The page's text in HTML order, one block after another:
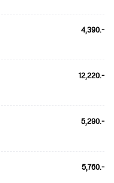
4,390.-
12,220.-
5,290.-
5,760.-